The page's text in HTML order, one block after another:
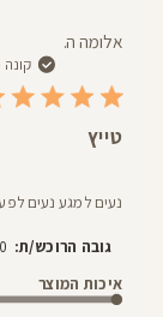
אלומה ה.
טייץ
נעים למגע נעים
גובה הרוכש/ת:
איכות המוצר